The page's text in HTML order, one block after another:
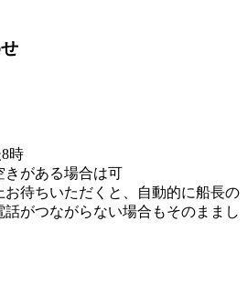
時
きがある場合は可
待ちいただくと、自動的に船長の
がつながらない場合もそのままし